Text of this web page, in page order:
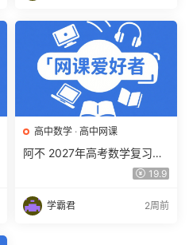
高中数学 · 高中网课
阿不 2027年高考数学复习网
课教程 高三数学 一轮复习视
19.9
学霸君 2周前